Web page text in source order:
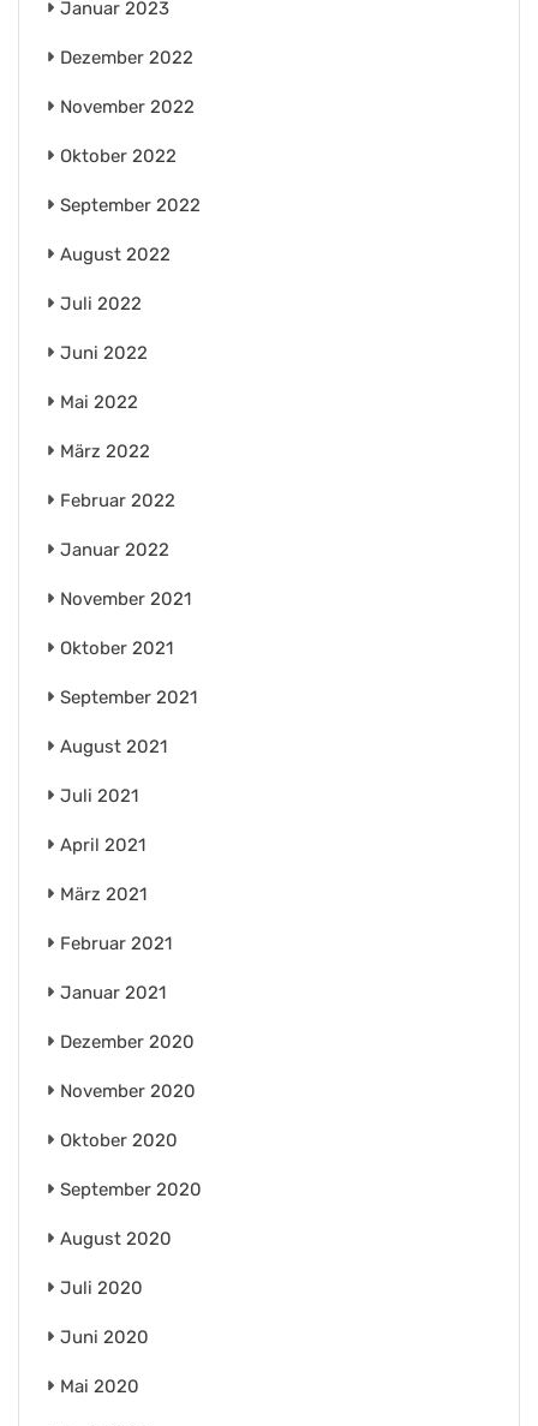
Januar 2023
Dezember 2022
November 2022
Oktober 2022
September 2022
August 2022
Juli 2022
Juni 2022
Mai 2022
März 2022
Februar 2022
Januar 2022
November 2021
Oktober 2021
September 2021
August 2021
Juli 2021
April 2021
März 2021
Februar 2021
Januar 2021
Dezember 2020
November 2020
Oktober 2020
September 2020
August 2020
Juli 2020
Juni 2020
Mai 2020